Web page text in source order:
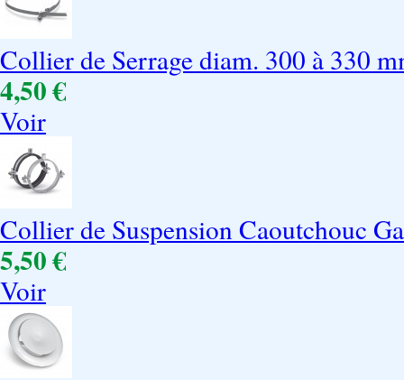
Collier de Serrage diam. 300 à 330
4,50 €
Voir
Collier de Suspension Caoutchouc
5,50 €
Voir